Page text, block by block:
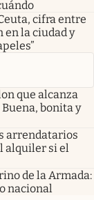
cifra entre
en la ciudad y
que alcanza
bonita y
arrendatarios
alquiler si el
de la Armada:
nacional